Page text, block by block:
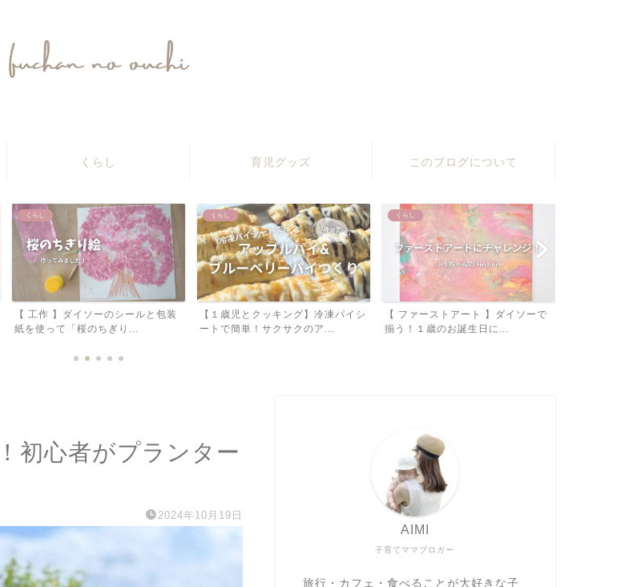
くらし 育児グッズ このブログについて
くらし
【１歳児とクッキング】冷凍パイシ
ートで簡単！サクサクのア...
くらし
【 ファーストアート 】ダイソーで
揃う！１歳のお誕生日に...
くらし
【 １歳 】モンテッソーリ教具４
選！成長にあわせて Se...
初心者がプランター
2024年10月19日
子育てママブロガー
AIMI
旅行・カフェ・食べることが大好きな子